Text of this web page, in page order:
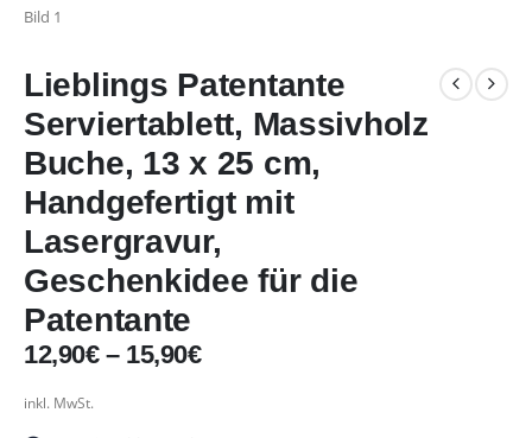
Lieblings Patentante
Serviertablett, Massivholz
Buche, 13 x 25 cm,
Handgefertigt mit
Lasergravur,
Geschenkidee für die
Patentante
12,90€– 15,90€
inkl. MwSt.